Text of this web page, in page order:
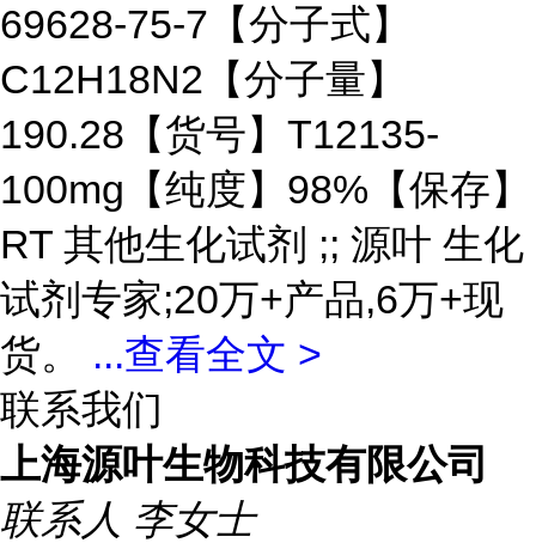
69628-75-7【分子式】
C12H18N2【分子量】
190.28【货号】T12135-
100mg【纯度】98%【保存】
RT 其他生化试剂 ;; 源叶 生化
试剂专家;20万+产品,6万+现
货。 ...查看全文 >
联系我们
上海源叶生物科技有限公司
联系人 李女士